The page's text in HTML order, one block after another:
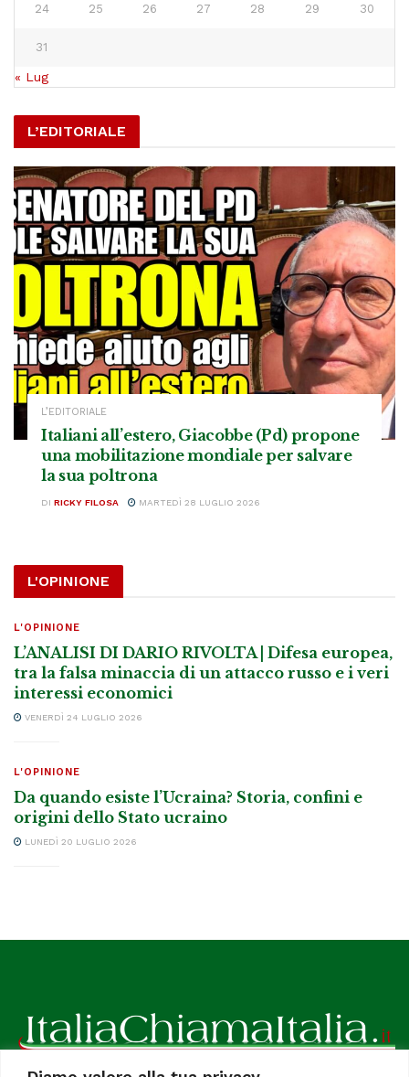
24 25 26 27 28 29 30
31
« Lug
L’EDITORIALE
L’EDITORIALE
Italiani all’estero, Giacobbe (Pd) propone
una mobilitazione mondiale per salvare
la sua poltrona
DI RICKY FILOSA MARTEDÌ 28 LUGLIO 2026
L'OPINIONE
L'OPINIONE
L’ANALISI DI DARIO RIVOLTA | Difesa europea,
tra la falsa minaccia di un attacco russo e i veri
interessi economici
VENERDÌ 24 LUGLIO 2026
L'OPINIONE
Da quando esiste l’Ucraina? Storia, confini e
origini dello Stato ucraino
LUNEDÌ 20 LUGLIO 2026